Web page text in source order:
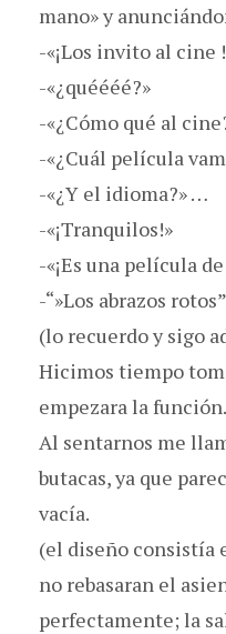
mano» y
-«¡Los invito al cine
-«¿quéééé?»
-«¿Cómo qué al
-«¿Cuál película
-«¿Y el idioma?» …
-«¡Tranquilos!»
-«¡Es una película
-“»Los abrazos
(lo recuerdo y sigo
Hicimos tiempo
empezara la función.
Al sentarnos me
butacas, ya que
vacía.
(el diseño consistía
no rebasaran el
perfectamente; la